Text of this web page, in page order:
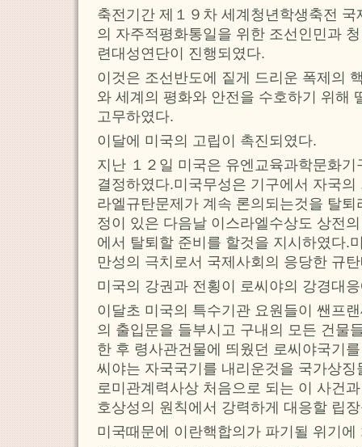
축전기간 제１９차 세계청년학생축전
의 자주적평화통일을 위한 조선인민과
련대성연단이 진행되였다.
이것은 조선반도에 짙게 드리운 폭제의
와 세계의 평화와 안전을 수호하기 위해
고무하였다.
이달에 미국의 고립이 촉진되였다.
지난 １２일 미국은 유엔교육과학문화
결정하였다.미국무성은 기구에서 자국
라엘규탄문제가 계속 론의되는것을 탈
정이 있은 다음날 이스라엘수상도 상전
에서 탈퇴할 준비를 할것을 지시하였다.
만성의 극치로서 국제사회의 응당한 규
미국의 강권과 전횡이 로씨야의 강경대
이달초 미국의 특수기관 요원들이 쌘프
의 출입문을 들부시고 구내의 모든 건물
한 후 령사관건물에 띄웠던 로씨야국기
씨야는 자국국기를 내리운것을 국가상
로미관계력사상 처음으로 되는 이 사건
호상성의 원칙에서 강력하게 대응할 립
미국때문에 이란핵합의가 파기될 위기에